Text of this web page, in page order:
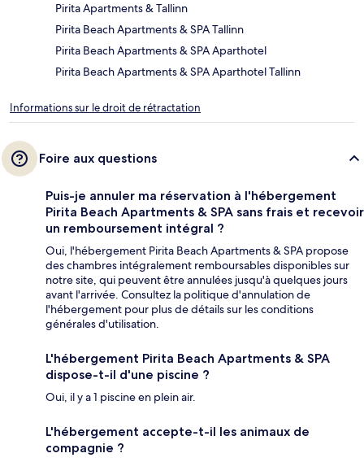
Pirita Apartments & Tallinn
Pirita Beach Apartments & SPA Tallinn
Pirita Beach Apartments & SPA Aparthotel
Pirita Beach Apartments & SPA Aparthotel Tallinn
Informations sur le droit de rétractation
Foire aux questions
Puis-je annuler ma réservation à l'hébergement
Pirita Beach Apartments & SPA sans frais et recevoir
un remboursement intégral ?
Oui, l'hébergement Pirita Beach Apartments & SPA propose
des chambres intégralement remboursables disponibles sur
notre site, qui peuvent être annulées jusqu'à quelques jours
avant l'arrivée. Consultez la politique d'annulation de
l'hébergement pour plus de détails sur les conditions
générales d'utilisation.
L'hébergement Pirita Beach Apartments & SPA
dispose-t-il d'une piscine ?
Oui, il y a 1 piscine en plein air.
L'hébergement accepte-t-il les animaux de
compagnie ?